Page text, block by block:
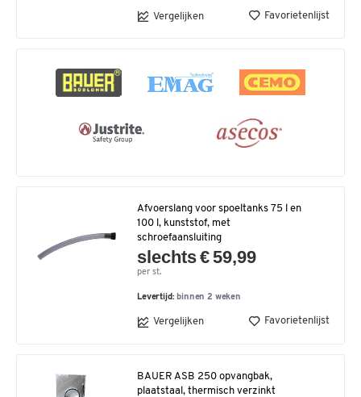
Vergelijken Favorietenlijst
Afvoerslang voor spoeltanks 75 l en
100 l, kunststof, met
schroefaansluiting
slechts € 59,99
per st.
Levertijd: binnen 2 weken
Vergelijken Favorietenlijst
BAUER ASB 250 opvangbak,
plaatstaal, thermisch verzinkt